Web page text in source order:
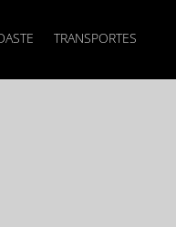
TRANSPORTES